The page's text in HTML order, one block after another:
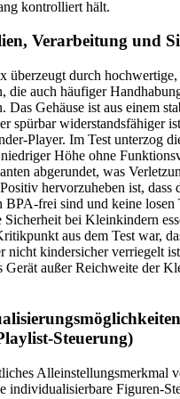
kontrolliert hält.
Verarbeitung und
überzeugt durch hochwertige,
die auch häufiger
Das Gehäuse ist aus einem
spürbar widerstandsfähiger
Player. Im Test unterzog
niedriger Höhe ohne
abgerundet, was
hervorzuheben ist, dass
BPA-frei sind und keine losen
Sicherheit bei Kleinkindern
aus dem Test war,
nicht kindersicher verriegelt
Gerät außer Reichweite der
Steuerung)
Alleinstellungsmerkmal
individualisierbare Figuren-